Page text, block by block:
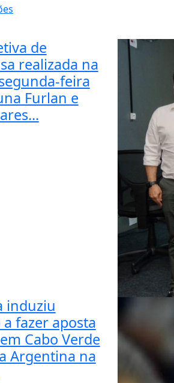
de
realizada na
feira
Furlan e
induziu
fazer aposta
Cabo Verde
Argentina na